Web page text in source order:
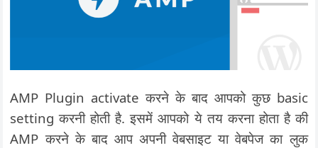
AMP Plugin activate करने के बाद आपको कुछ basic
setting करनी होती है. इसमें आपको ये तय करना होता है की
AMP करने के बाद आप अपनी वेबसाइट या वेबपेज का लुक